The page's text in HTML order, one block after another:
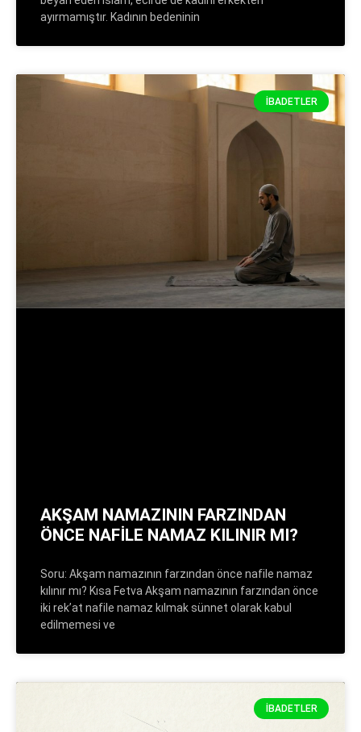
ayırmamıştır. Kadının bedeninin
İBADETLER
AKŞAM NAMAZININ FARZINDAN
ÖNCE NAFİLE NAMAZ KILINIR MI?
Soru: Akşam namazının farzından önce nafile namaz
kılınır mı? Kısa Fetva Akşam namazının farzından önce
iki rek’at nafile namaz kılmak sünnet olarak kabul
edilmemesi ve
İBADETLER